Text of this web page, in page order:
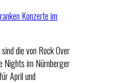
die von Rock Over
Nights im Nürnberger
April und